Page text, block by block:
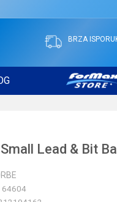
BRZA
Lead & Bit
64604